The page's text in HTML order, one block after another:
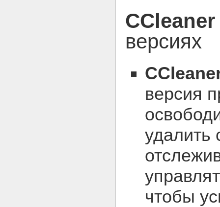
CCleaner
версиях
версия
удалить
чтобы